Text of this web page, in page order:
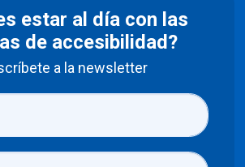
estar al día con las
de accesibilidad?
a la newsletter